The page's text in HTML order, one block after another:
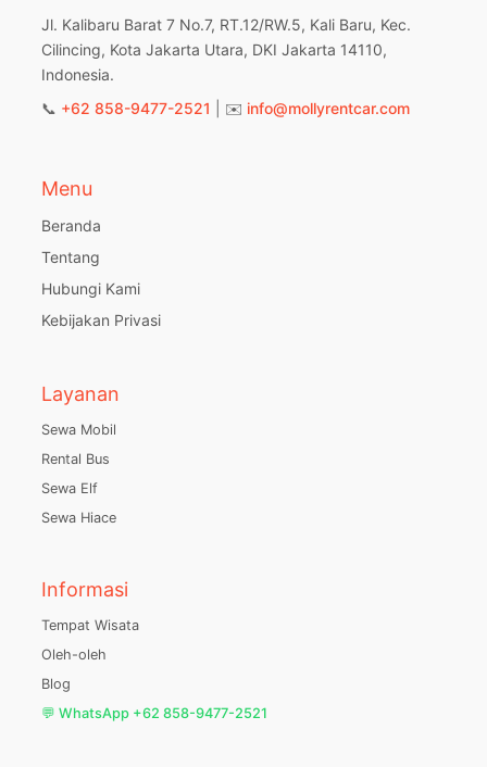
Jl. Kalibaru Barat 7 No.7, RT.12/RW.5, Kali Baru, Kec.
Cilincing, Kota Jakarta Utara, DKI Jakarta 14110,
Indonesia.
📞 +62 858-9477-2521 | ✉️ info@mollyrentcar.com
Menu
Beranda
Tentang
Hubungi Kami
Kebijakan Privasi
Layanan
Sewa Mobil
Rental Bus
Sewa Elf
Sewa Hiace
Informasi
Tempat Wisata
Oleh-oleh
Blog
💬 WhatsApp +62 858-9477-2521